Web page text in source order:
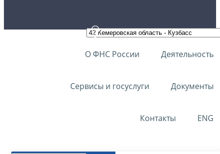
О ФНС России Деятельность
Сервисы и госуслуги Документы
Контакты ENG